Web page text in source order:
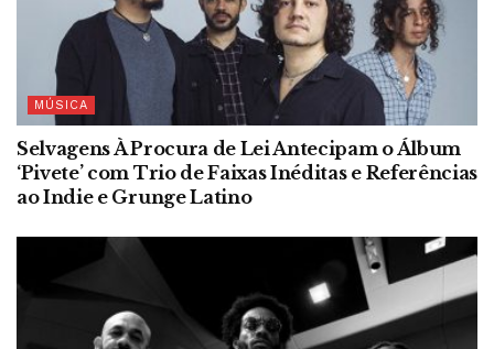
MÚSICA
Selvagens À Procura de Lei Antecipam o Álbum
‘Pivete’ com Trio de Faixas Inéditas e Referências
ao Indie e Grunge Latino